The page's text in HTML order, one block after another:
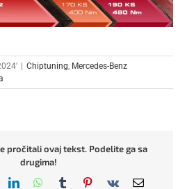
| Chiptuning Mercedes-Benz
pročitali ovaj tekst. Podelite ga sa
drugima!
LinkedInWhatsApp
TumblrPinterest
Vk Email